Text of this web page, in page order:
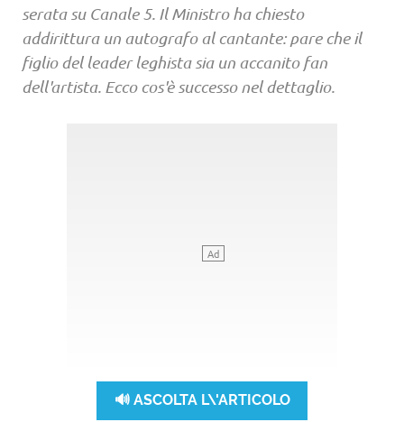
serata su Canale 5. Il Ministro ha chiesto
addirittura un autografo al cantante: pare che il
figlio del leader leghista sia un accanito fan
dell'artista. Ecco cos'è successo nel dettaglio.
🔊 ASCOLTA L\'ARTICOLO